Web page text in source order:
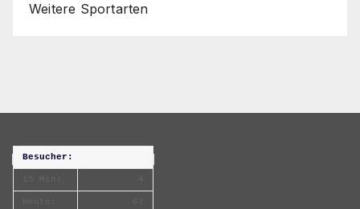
Weitere Sportarten
Besucher: